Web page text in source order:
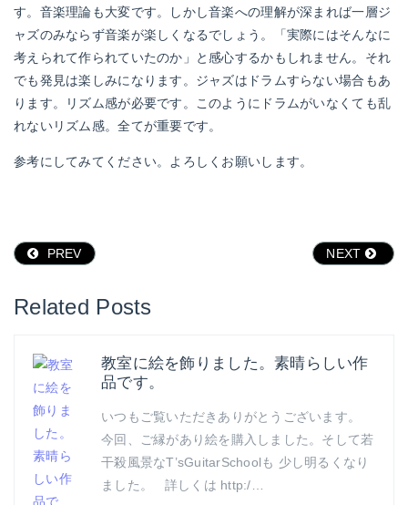
す。音楽理論も大変です。しかし音楽への理解が深まれば一層ジ
ャズのみならず音楽が楽しくなるでしょう。「実際にはそんなに
考えられて作られていたのか」と感心するかもしれません。それ
でも発見は楽しみになります。ジャズはドラムすらない場合もあ
ります。リズム感が必要です。このようにドラムがいなくても乱
れないリズム感。全てが重要です。
参考にしてみてください。よろしくお願いします。
PREV NEXT
Related Posts
教室に絵を飾りました。素晴らしい作
品です。
いつもご覧いただきありがとうございます。
今回、ご縁があり絵を購入しました。そして若
干殺風景なT’sGuitarSchoolも 少し明るくなり
ました。 詳しくは http:/…